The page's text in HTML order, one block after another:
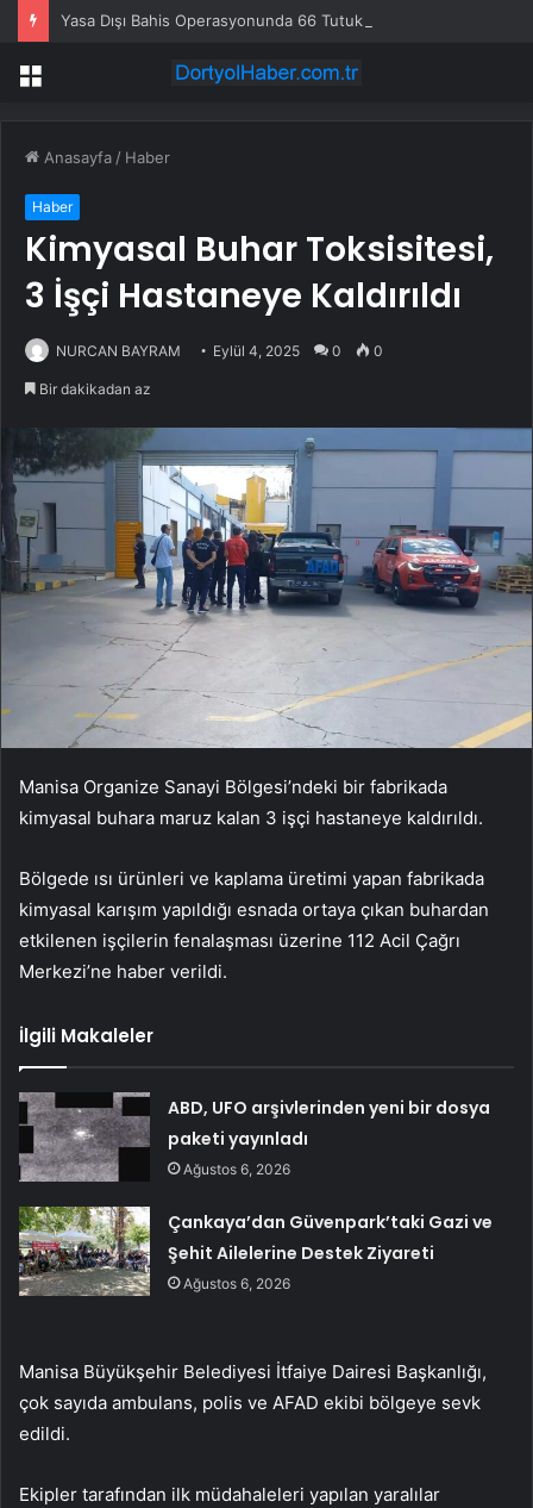
Yasa Dışı Bahis Operasyonunda 66 Tutuklama
Menü
Anasayfa / Haber
Haber
Kimyasal Buhar Toksisitesi,
3 İşçi Hastaneye Kaldırıldı
NURCAN BAYRAM Eylül 4, 2025 0 0
Bir dakikadan az
Manisa Organize Sanayi Bölgesi’ndeki bir fabrikada
kimyasal buhara maruz kalan 3 işçi hastaneye kaldırıldı.
Bölgede ısı ürünleri ve kaplama üretimi yapan fabrikada
kimyasal karışım yapıldığı esnada ortaya çıkan buhardan
etkilenen işçilerin fenalaşması üzerine 112 Acil Çağrı
Merkezi’ne haber verildi.
İlgili Makaleler
ABD, UFO arşivlerinden yeni bir dosya
paketi yayınladı
Ağustos 6, 2026
Çankaya’dan Güvenpark’taki Gazi ve
Şehit Ailelerine Destek Ziyareti
Ağustos 6, 2026
Manisa Büyükşehir Belediyesi İtfaiye Dairesi Başkanlığı,
çok sayıda ambulans, polis ve AFAD ekibi bölgeye sevk
edildi.
Ekipler tarafından ilk müdahaleleri yapılan yaralılar